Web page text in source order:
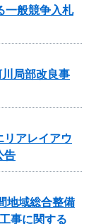
般競争入札
川局部改良事
リアレイアウ
告
地域総合整備
事に関する